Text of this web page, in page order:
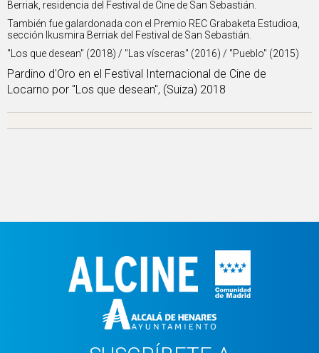
Berriak, residencia del Festival de Cine de San Sebastián.
También fue galardonada con el Premio REC Grabaketa Estudioa,
sección Ikusmira Berriak del Festival de San Sebastián.
"Los que desean" (2018) / "Las vísceras" (2016) / "Pueblo" (2015)
Pardino d'Oro en el Festival Internacional de Cine de
Locarno por "Los que desean", (Suiza) 2018